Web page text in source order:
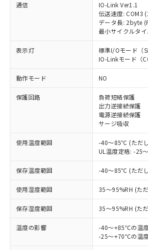
通信
IO-Link Ver1.1
伝送速度: COM3
データ長: 2byte
最小サイクルタ
表示灯
標準I/Oモード（
IO-Linkモード（
動作モード NO
保護回路
負荷短絡保護
出力逆接続保護
電源逆接続保護
サージ吸収
使用温度範囲
-40～85℃ (ただし
UL温度定格: -25
保存温度範囲 -40～85℃ (ただし
使用湿度範囲 35～95%RH (た
保存湿度範囲 35～95%RH (た
温度の影響
-40～+85℃の温
-25～+70℃の温
ご利用条件
以下の条件をお読みいただき、同
本サービスは、当社制御機
商品の当社在庫状況および
(税抜)を提供させていただ
当社制御機器事業取扱商品
本サービスの対象外となる
※1 対応状況
対応済み：EU RoHS指令（10
非含有に対応した製品が提供可能
対応予定：EU RoHS指令（10物
有に対応した製品に切り替える
対応予定なし：EU RoHS指令（
非含有に非対応の商品で、対応品
定はありません。
調査・確認中：EU RoHS指令（
非含有の対応状況を調査中また
商品です。
非該当品：ライセンス料など無
害物質有無と関係のない商品です
仕入先様の事情により、非含有
※1 中国RoHS○×表
「○」：最大均質材料含有率が
基準値以下であることを示します
「×」：最大均質材料含有率が中